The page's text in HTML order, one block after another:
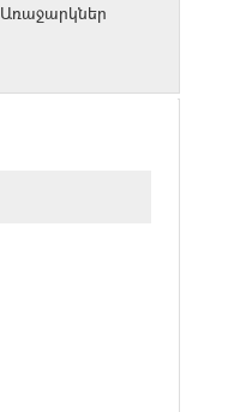
Առաջարկներ